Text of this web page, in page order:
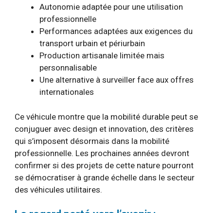
Autonomie adaptée pour une utilisation
professionnelle
Performances adaptées aux exigences du
transport urbain et périurbain
Production artisanale limitée mais
personnalisable
Une alternative à surveiller face aux offres
internationales
Ce véhicule montre que la mobilité durable peut se
conjuguer avec design et innovation, des critères
qui s’imposent désormais dans la mobilité
professionnelle. Les prochaines années devront
confirmer si des projets de cette nature pourront
se démocratiser à grande échelle dans le secteur
des véhicules utilitaires.